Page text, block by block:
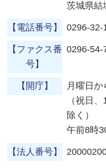
茨城県結
【電話番号】 0296-32-
【ファクス番
号】
0296-54-
【開庁】
月曜日
（祝日
除く）
午前8時
【法人番号】